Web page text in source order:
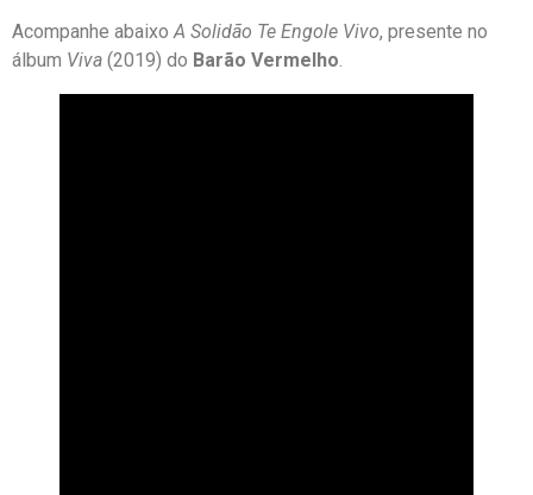
Acompanhe abaixoA Solidão Te Engole Vivo, presente no
álbum Viva (2019) do Barão Vermelho.